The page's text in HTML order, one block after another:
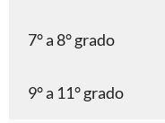
7° a 8° grado
9° a 11° grado